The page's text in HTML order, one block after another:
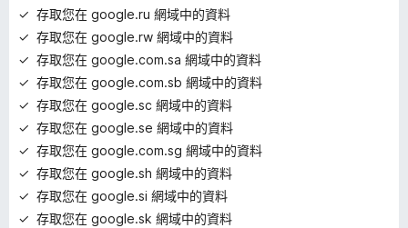
存取您在 google.ru 網域中的資料
存取您在 google.rw 網域中的資料
存取您在 google.com.sa 網域中的資料
存取您在 google.com.sb 網域中的資料
存取您在 google.sc 網域中的資料
存取您在 google.se 網域中的資料
存取您在 google.com.sg 網域中的資料
存取您在 google.sh 網域中的資料
存取您在 google.si 網域中的資料
存取您在 google.sk 網域中的資料